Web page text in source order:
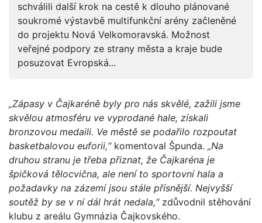
schválili další krok na cestě k dlouho plánované
soukromé výstavbě multifunkční arény začleněné
do projektu Nová Velkomoravská. Možnost
veřejné podpory ze strany města a kraje bude
posuzovat Evropská...
„Zápasy v Čajkaréně byly pro nás skvělé, zažili jsme
skvělou atmosféru ve vyprodané hale, získali
bronzovou medaili. Ve městě se podařilo rozpoutat
basketbalovou euforii,“komentoval Špunda. „Na
druhou stranu je třeba přiznat, že Čajkaréna je
špičková tělocvična, ale není to sportovní hala a
požadavky na zázemí jsou stále přísnější. Nejvyšší
soutěž by se v ní dál hrát nedala,“zdůvodnil stěhování
klubu z areálu Gymnázia Čajkovského.